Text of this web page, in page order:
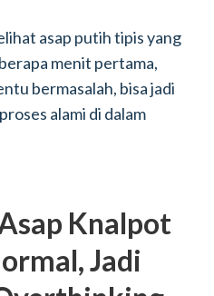
asap putih tipis yang
menit pertama,
bermasalah, bisa jadi
alami di dalam
Knalpot
Jadi